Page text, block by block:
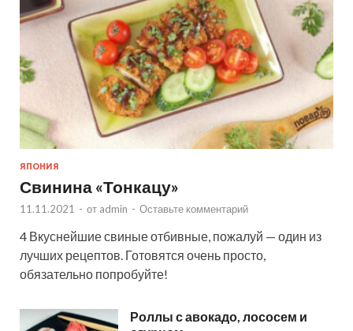
ЯПОНИЯ
Свинина «Тонкацу»
11.11.2021 - от admin - Оставьте комментарий
4 Вкуснейшие свиные отбивные, пожалуй — один из
лучших рецептов. Готовятся очень просто,
обязательно попробуйте!
Роллы с авокадо, лососем и